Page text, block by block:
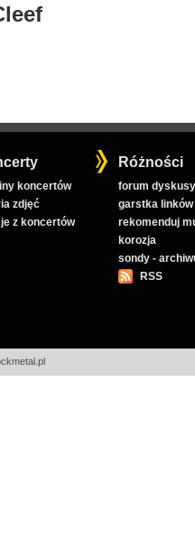
koncertów
zdjęć
z koncertów
Różności
forum
garstka linków
rekomenduj
korozja
sondy -
RSS